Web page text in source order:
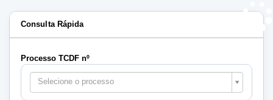
Consulta Rápida
Processo TCDF nº
Selecione o processo